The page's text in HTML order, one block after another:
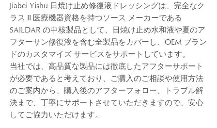
Jiabei Yishu 日焼け止め修復液ドレッシングは、完全なク
ラス II 医療機器資格を持つソース メーカーである
SAILDAR の中核製品として、日焼け止め水和液や夏のア
フターサン修復液を含む全製品をカバーし、OEM ブラン
ドのカスタマイズ サービスをサポートしています。
当社では、高品質な製品には徹底したアフターサポート
が必要であると考えており、ご購入のご相談や使用方法
のご案内から、購入後のアフターフォロー、トラブル解
決まで、丁寧にサポートさせていただきますので、安心
してご協力いただけます。